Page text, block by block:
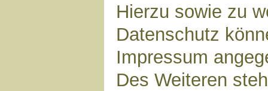
Hierzu sowie zu
Datenschutz
Impressum
Des Weiteren